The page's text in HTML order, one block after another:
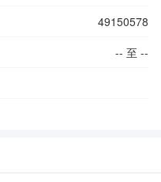
49150578
-- 至 --